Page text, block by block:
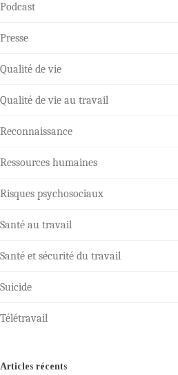
Podcast
Presse
Qualité de vie
Qualité de vie au travail
Reconnaissance
Ressources humaines
Risques psychosociaux
Santé au travail
Santé et sécurité du travail
Suicide
Télétravail
Articles récents